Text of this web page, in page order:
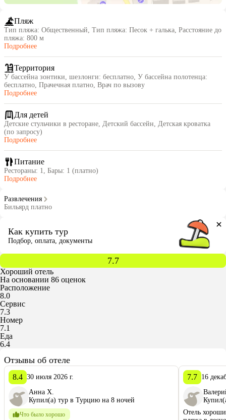
Пляж
Тип пляжа: Общественный, Тип пляжа: Песок + галька, Расстояние до
пляжа: 800 м
Подробнее
Территория
У бассейна зонтики, шезлонги: бесплатно, У бассейна полотенца:
бесплатно, Прачечная платно, Врач по вызову
Подробнее
Для детей
Детские стульчики в ресторане, Детский бассейн, Детская кроватка
(по запросу)
Подробнее
Питание
Рестораны: 1, Бары: 1 (платно)
Подробнее
Развлечения
Бильярд платно
Как купить тур
Подбор, оплата, документы
7.7
Хороший отель
На основании 86 оценок
Расположение
8.0
Сервис
7.3
Номер
7.1
Еда
6.4
Отзывы об отеле
8.4 30 июля 2026 г.
Анна Х.
Купил(а) тур в Турцию на 8 ночей
Что было хорошо
7.7
16
Отель